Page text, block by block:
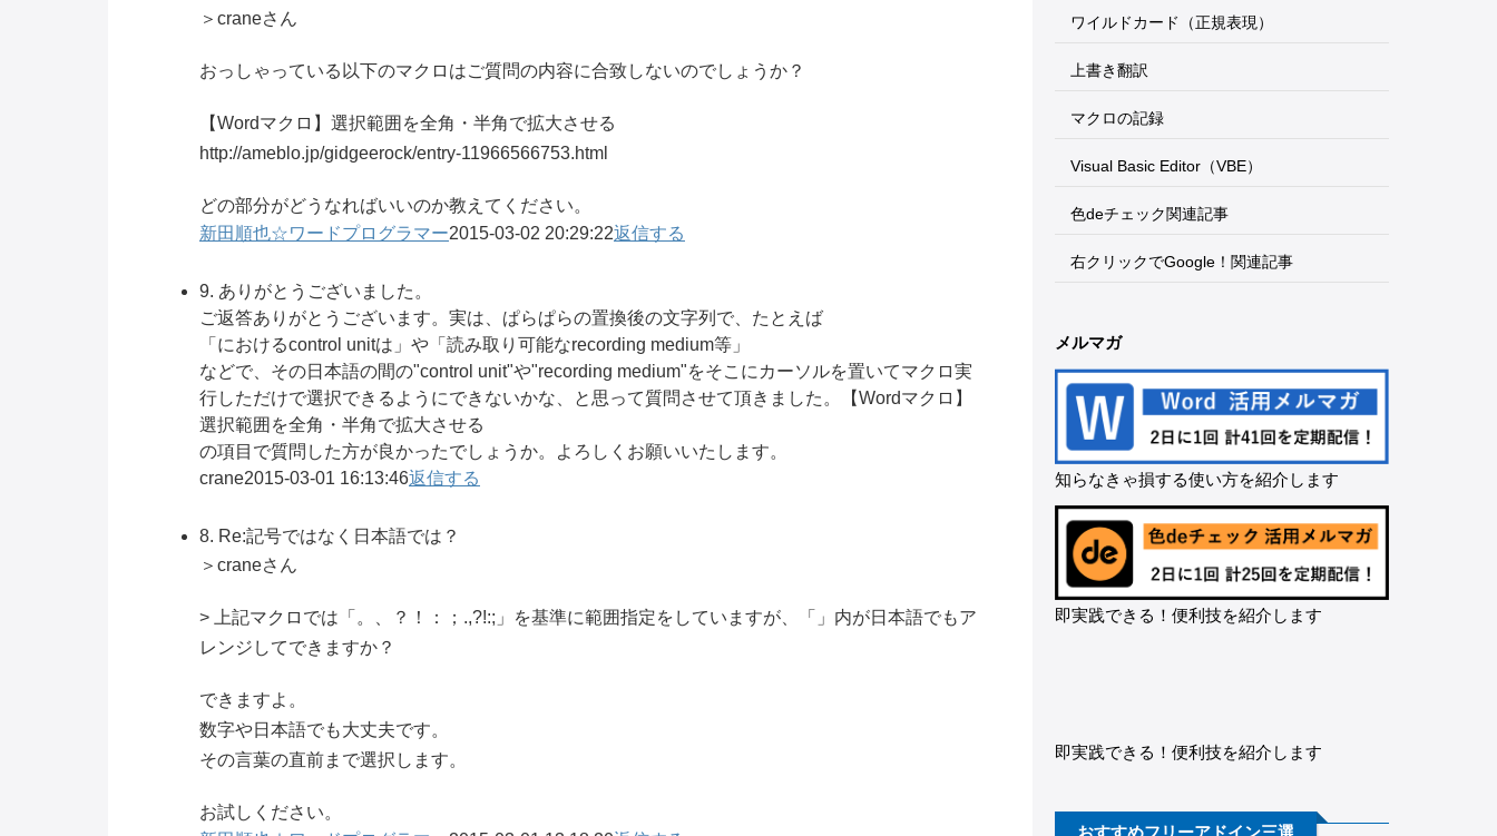
＞craneさん
おっしゃっている以下のマクロはご質問の内容に合致しないのでしょうか？
【Wordマクロ】選択範囲を全角・半角で拡大させる
http://ameblo.jp/gidgeerock/entry-11966566753.html
どの部分がどうなればいいのか教えてください。
新田順也☆ワードプログラマー2015-03-02 20:29:22返信する
9. ありがとうございました。
ご返答ありがとうございます。実は、ぱらぱらの置換後の文字列で、たとえば
「におけるcontrol unitは」や「読み取り可能なrecording medium等」
などで、その日本語の間の"control unit"や"recording medium"をそこにカーソルを置いてマクロ実
行しただけで選択できるようにできないかな、と思って質問させて頂きました。【Wordマクロ】
選択範囲を全角・半角で拡大させる
の項目で質問した方が良かったでしょうか。よろしくお願いいたします。
crane2015-03-01 16:13:46返信する
8. Re:記号ではなく日本語では？
＞craneさん
> 上記マクロでは「。、？！：；.,?!:;」を基準に範囲指定をしていますが、「」内が日本語でもア
レンジしてできますか？
できますよ。
数字や日本語でも大丈夫です。
その言葉の直前まで選択します。
お試しください。
ワイルドカード（正規表現）
上書き翻訳
マクロの記録
Visual Basic Editor（VBE）
色deチェック関連記事
右クリックでGoogle！関連記事
メルマガ
知らなきゃ損する使い方を紹介します
即実践できる！便利技を紹介します
即実践できる！便利技を紹介します
おすすめフリーアドイン三選